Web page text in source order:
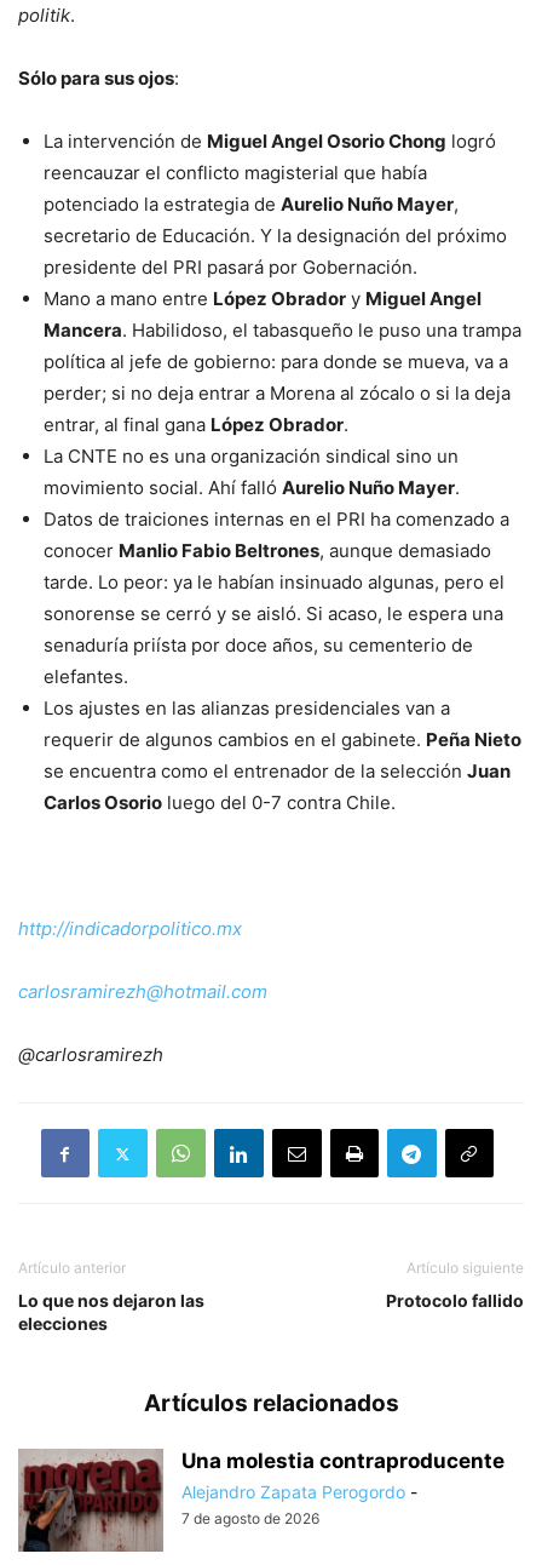
politik.
Sólo para sus ojos:
La intervención de Miguel Angel Osorio Chong logró
reencauzar el conflicto magisterial que había
potenciado la estrategia de Aurelio Nuño Mayer,
secretario de Educación. Y la designación del próximo
presidente del PRI pasará por Gobernación.
Mano a mano entre López Obrador y Miguel Angel
Mancera. Habilidoso, el tabasqueño le puso una trampa
política al jefe de gobierno: para donde se mueva, va a
perder; si no deja entrar a Morena al zócalo o si la deja
entrar, al final gana López Obrador.
La CNTE no es una organización sindical sino un
movimiento social. Ahí falló Aurelio Nuño Mayer.
Datos de traiciones internas en el PRI ha comenzado a
conocer Manlio Fabio Beltrones, aunque demasiado
tarde. Lo peor: ya le habían insinuado algunas, pero el
sonorense se cerró y se aisló. Si acaso, le espera una
senaduría priísta por doce años, su cementerio de
elefantes.
Los ajustes en las alianzas presidenciales van a
requerir de algunos cambios en el gabinete. Peña Nieto
se encuentra como el entrenador de la selección Juan
Carlos Osorio luego del 0-7 contra Chile.
http://indicadorpolitico.mx
carlosramirezh@hotmail.com
@carlosramirezh
Artículo anterior
Lo que nos dejaron las
elecciones
Artículo siguiente
Protocolo fallido
Artículos relacionados
Una molestia contraproducente
Alejandro Zapata Perogordo -
7 de agosto de 2026